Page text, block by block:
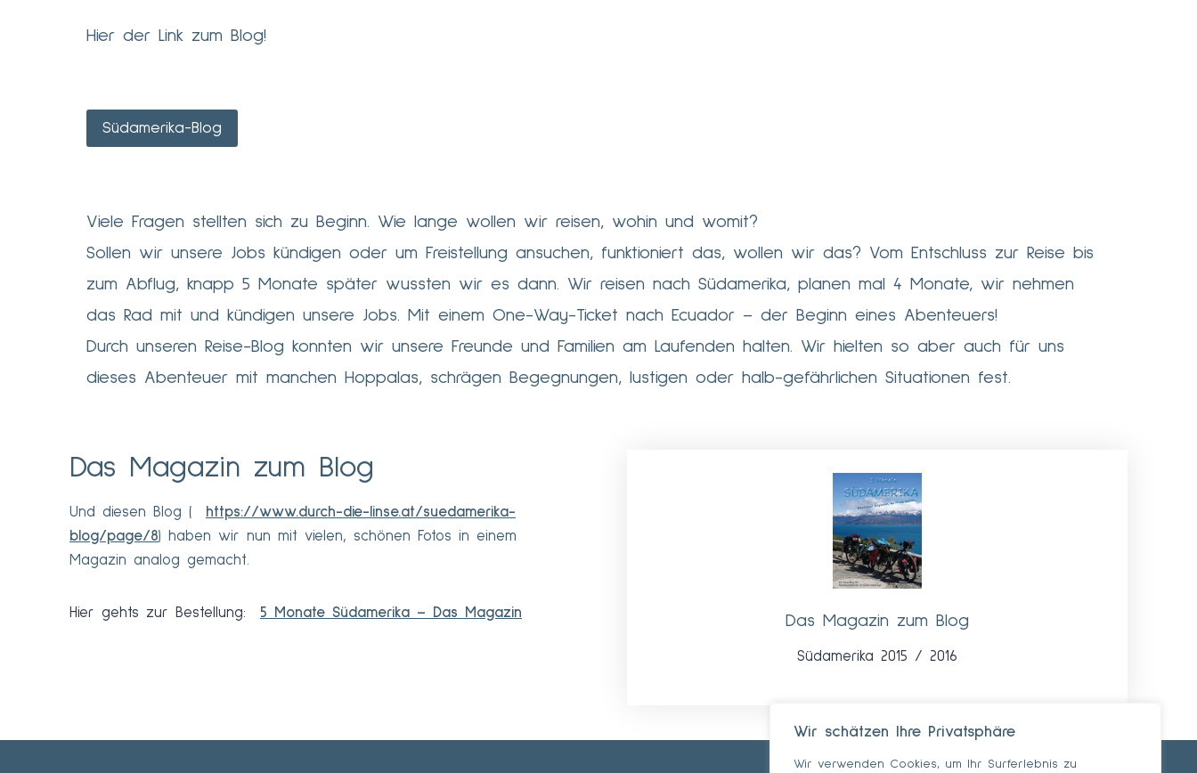
Wir schätzen Ihre Privatsphäre
Wir verwenden Cookies, um Ihr Surferlebnis zu
Hier der Link zum Blog!
Südamerika-Blog
Viele Fragen stellten sich zu Beginn. Wie lange wollen wir reisen, wohin und womit?
Sollen wir unsere Jobs kündigen oder um Freistellung ansuchen, funktioniert das, wollen wir das? Vom Entschluss zur Reise bis
zum Abflug, knapp 5 Monate später wussten wir es dann. Wir reisen nach Südamerika, planen mal 4 Monate, wir nehmen
das Rad mit und kündigen unsere Jobs. Mit einem One-Way-Ticket nach Ecuador – der Beginn eines Abenteuers!
Durch unseren Reise-Blog konnten wir unsere Freunde und Familien am Laufenden halten. Wir hielten so aber auch für uns
dieses Abenteuer mit manchen Hoppalas, schrägen Begegnungen, lustigen oder halb-gefährlichen Situationen fest.
Das Magazin zum Blog
Und diesen Blog (
https://www.durch-die-linse.at/suedamerika-
blog/page/8) haben wir nun mit vielen, schönen Fotos in einem
Magazin analog gemacht.
Hier gehts zur Bestellung: 5 Monate Südamerika – Das Magazin Das Magazin zum Blog
Südamerika 2015 / 2016